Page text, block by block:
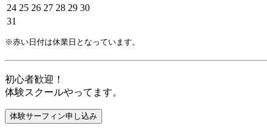
24 25 26 27 28 29 30
31
※赤い日付は休業日となっています。
初心者歓迎！
体験スクールやってます。